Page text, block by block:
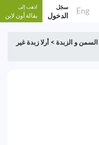
Eng سجَل
الدخول
اذهب إلى
بقالة أون لاين
السمن و الزبدة > أرلا زبدة غير